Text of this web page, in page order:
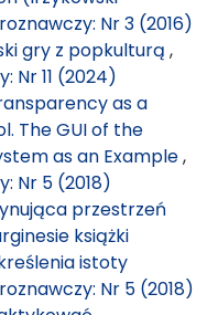
Nr 3 (2016)
gry z popkulturą ,
Nr 11 (2024)
as a
The GUI of the
as an Example,
Nr 5 (2018)
przestrzeń
książki
istoty
Nr 5 (2018)